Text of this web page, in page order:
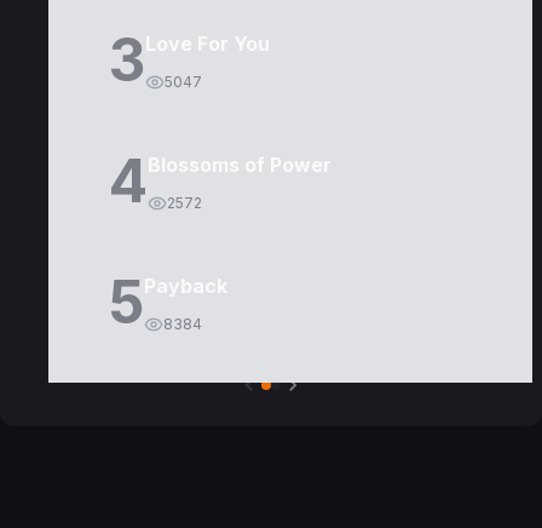
3Love For You
5047
4Blossoms of Power
2572
5Payback
8384